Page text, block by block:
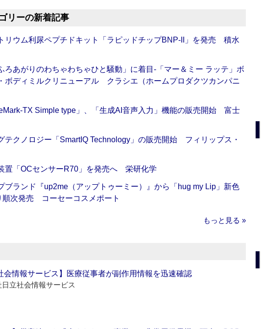
リーの新着記事
リウム利尿ペプチドキット「ラピッドチップBNP-II」を発売 積水
ろあがりのわちゃわちゃひと騒動」に着目‐「マー＆ミー ラッテ」ボ
ボディミルクリニューアル クラシエ（ホームプロダクツカンパニ
TX Simple type」、「生成AI音声入力」機能の販売開始 富士
テクノロジー「SmartIQ Technology」の販売開始 フィリップス・
置「OCセンサーR70」を発売へ 栄研化学
ブランド『up2me（アップトゥーミー）』から「hug my Lip」新色
順次発売 コーセーコスメポート
もっと見る »
会情報サービス】医療従事者が副作用情報を迅速確認
立社会情報サービス